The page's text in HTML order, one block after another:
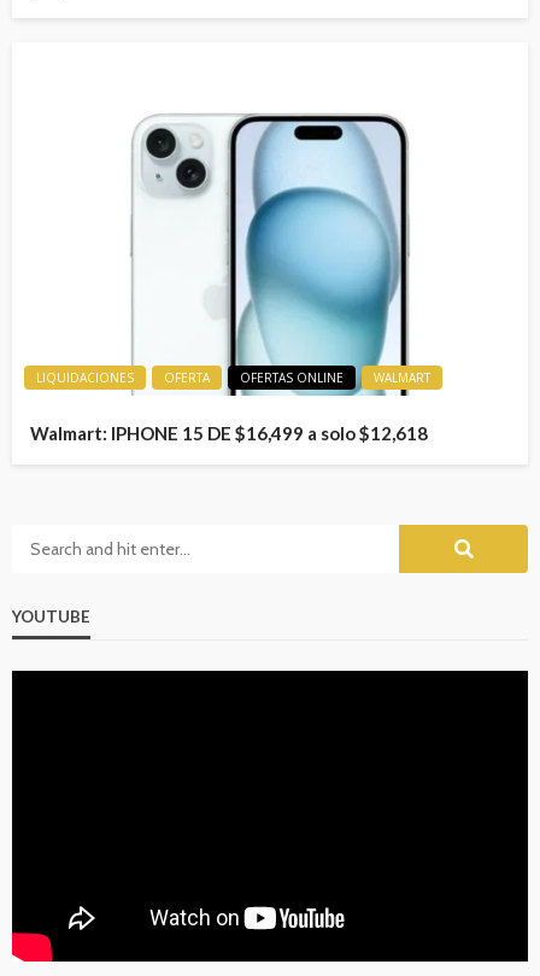
LIQUIDACIONES OFERTA OFERTAS ONLINE WALMART
Walmart: IPHONE 15 DE $16,499 a solo $12,618
YOUTUBE